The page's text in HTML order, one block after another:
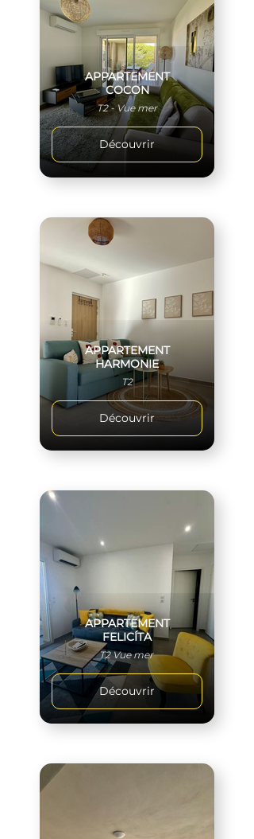
APPARTEMENT
COCON
T2 - Vue mer
Découvrir
APPARTEMENT
HARMONIE
T2
Découvrir
APPARTEMENT
FELICÍTA
T2 Vue mer
Découvrir